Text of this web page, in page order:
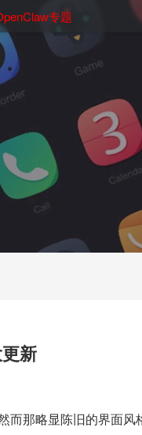
专题
新
而那略显陈旧的界面风